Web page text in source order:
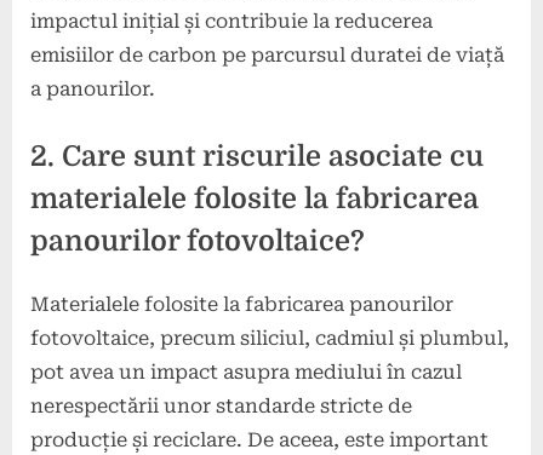
impactul inițial și contribuie la reducerea
emisiilor de carbon pe parcursul duratei de viață
a panourilor.
2. Care sunt riscurile asociate cu
materialele folosite la fabricarea
panourilor fotovoltaice?
Materialele folosite la fabricarea panourilor
fotovoltaice, precum siliciul, cadmiul și plumbul,
pot avea un impact asupra mediului în cazul
nerespectării unor standarde stricte de
producție și reciclare. De aceea, este important